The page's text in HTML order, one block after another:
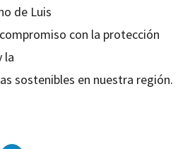
de Luis
con la protección
la
sostenibles en nuestra región.